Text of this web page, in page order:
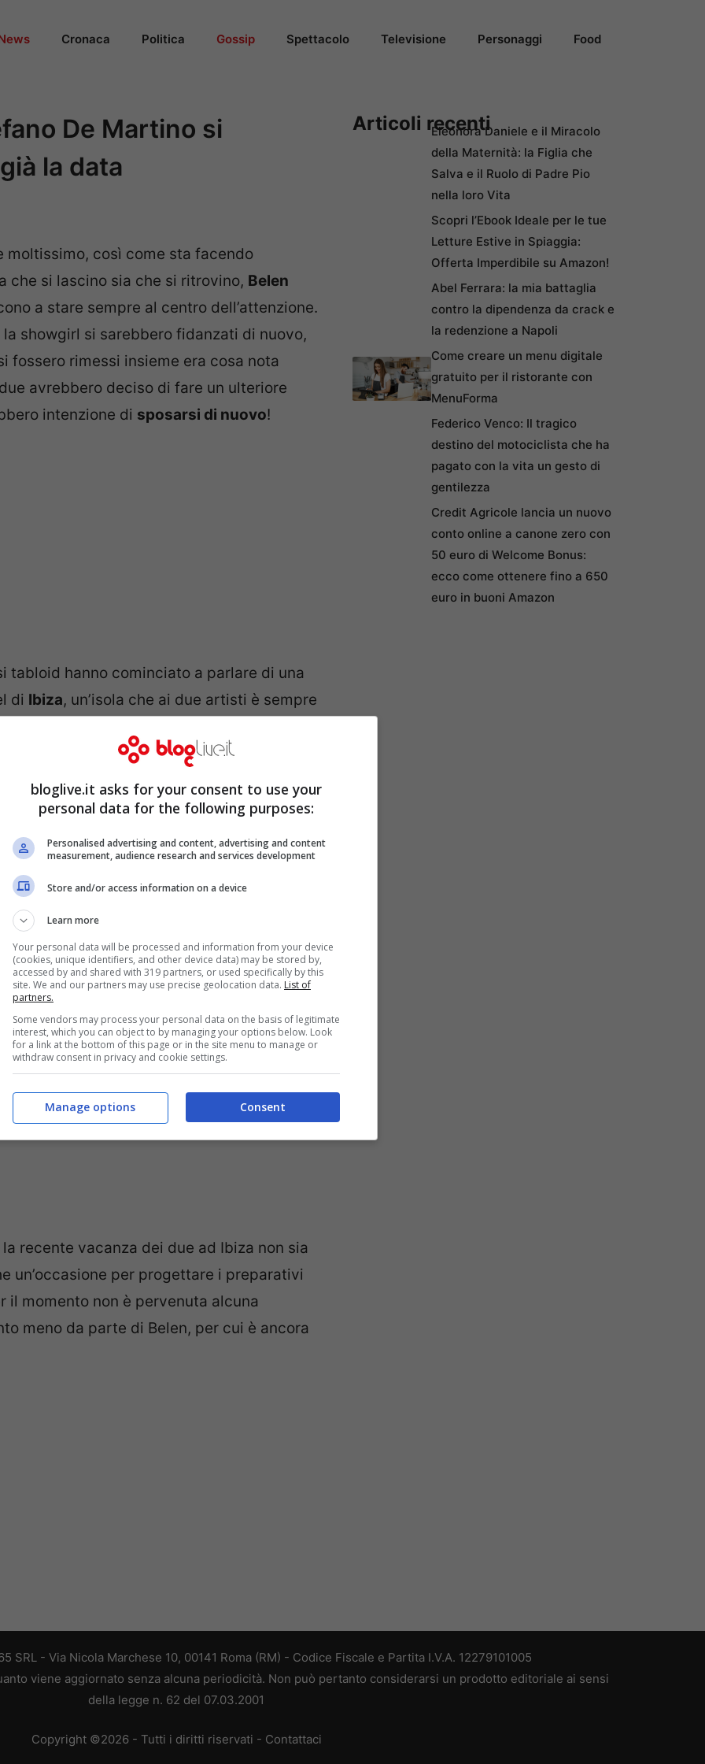
Cronaca Politica Gossip Spettacolo Televisione Personaggi Food
De Martino si
la data
moltissimo, così come sta facendo
che si lascino sia che si ritrovino, Belen
a stare sempre al centro dell’attenzione.
showgirl si sarebbero fidanzati di nuovo,
fossero rimessi insieme era cosa nota
avrebbero deciso di fare un ulteriore
intenzione di sposarsi di nuovo!
tabloid hanno cominciato a parlare di una
di Ibiza, un’isola che ai due artisti è sempre
in quel di Mattino 5, ha rivelato che la
delle nozze, ossia il prossimo20
giorno molto particolare, visto e
la Rodriguez compie 35 anni, nonché
e Belen Rodriguez si sposeranno in
dovrebbero prender parte solo parenti e
anche il piccolo Santiago, che ormai ha 6
a partecipare al secondo matrimonio dei
primo era ancora in fasce)!
recente vacanza dei due ad Ibiza non sia
un’occasione per progettare i preparativi
il momento non è pervenuta alcuna
meno da parte di Belen, per cui è ancora
Articoli recentiEleonora Daniele e il Miracolo
della Maternità: la Figlia che
Salva e il Ruolo di Padre Pio
nella loro Vita
Scopri l’Ebook Ideale per le tue
Letture Estive in Spiaggia:
Offerta Imperdibile su Amazon!
Abel Ferrara: la mia battaglia
contro la dipendenza da crack e
la redenzione a Napoli
Come creare un menu digitale
gratuito per il ristorante con
MenuForma
Federico Venco: Il tragico
destino del motociclista che ha
pagato con la vita un gesto di
gentilezza
Credit Agricole lancia un nuovo
conto online a canone zero con
50 euro di Welcome Bonus:
ecco come ottenere fino a 650
euro in buoni Amazon
SRL - Via Nicola Marchese 10, 00141 Roma (RM) - Codice Fiscale e Partita I.V.A. 12279101005
viene aggiornato senza alcuna periodicità. Non può pertanto considerarsi un prodotto editoriale ai sensi
della legge n. 62 del 07.03.2001
Copyright ©2026 - Tutti i diritti riservati - Contattaci
bloglive.it asks for your consent to use your
personal data for the following purposes:
Personalised advertising and content, advertising and content
measurement, audience research and services development
Store and/or access information on a device
Learn more
Your personal data will be processed and information from your device
(cookies, unique identifiers, and other device data) may be stored by,
accessed by and shared with 319 partners, or used specifically by this
site. We and our partners may use precise geolocation data. List of
partners.
Some vendors may process your personal data on the basis of legitimate
interest, which you can object to by managing your options below. Look
for a link at the bottom of this page or in the site menu to manage or
withdraw consent in privacy and cookie settings.
Consent
Manage options